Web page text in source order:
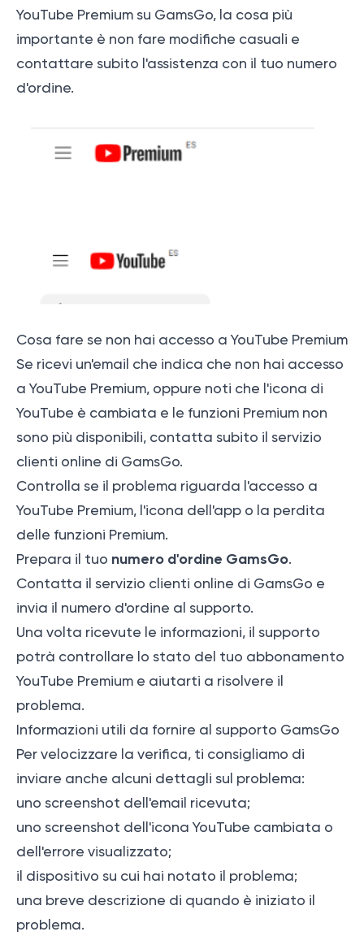
YouTube Premium su GamsGo, la cosa più
importante è non fare modifiche casuali e
contattare subito l'assistenza con il tuo numero
d'ordine.
Cosa fare se non hai accesso a YouTube Premium
Se ricevi un'email che indica che non hai accesso
a YouTube Premium, oppure noti che l'icona di
YouTube è cambiata e le funzioni Premium non
sono più disponibili, contatta subito il servizio
clienti online di GamsGo.
Controlla se il problema riguarda l'accesso a
YouTube Premium, l'icona dell'app o la perdita
delle funzioni Premium.
Prepara il tuo numero d'ordine GamsGo.
Contatta il servizio clienti online di GamsGo e
invia il numero d'ordine al supporto.
Una volta ricevute le informazioni, il supporto
potrà controllare lo stato del tuo abbonamento
YouTube Premium e aiutarti a risolvere il
problema.
Informazioni utili da fornire al supporto GamsGo
Per velocizzare la verifica, ti consigliamo di
inviare anche alcuni dettagli sul problema:
uno screenshot dell'email ricevuta;
uno screenshot dell'icona YouTube cambiata o
dell'errore visualizzato;
il dispositivo su cui hai notato il problema;
una breve descrizione di quando è iniziato il
problema.